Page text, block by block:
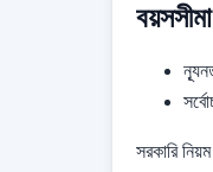
বয়সসীমা
সরকারি